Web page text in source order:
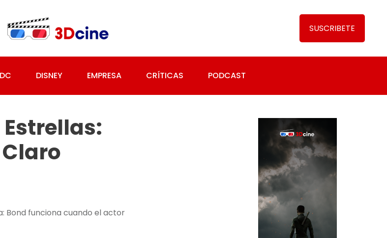
SUSCRIBETE
DC DISNEY EMPRESA CRÍTICAS PODCAST
Bond funciona cuando el actor